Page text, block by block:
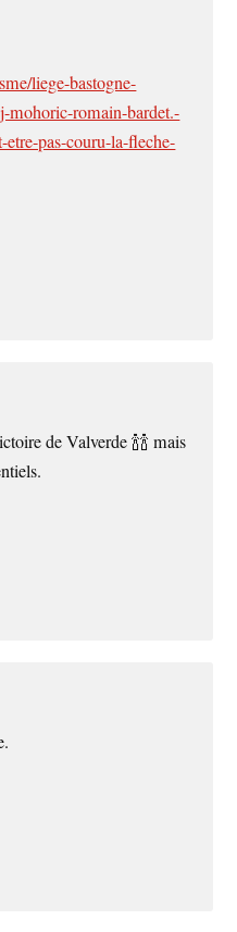
liege-bastogne-
mohoric-romain-bardet.-
pas-couru-la-fleche-
de Valverde 🍾🍾 mais